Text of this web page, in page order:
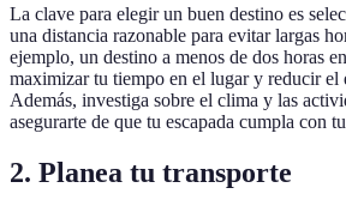
La clave para elegir un buen destino es
una distancia razonable para evitar largas
ejemplo, un destino a menos de dos horas
maximizar tu tiempo en el lugar y reducir el
Además, investiga sobre el clima y las
asegurarte de que tu escapada cumpla con
2. Planea tu transporte